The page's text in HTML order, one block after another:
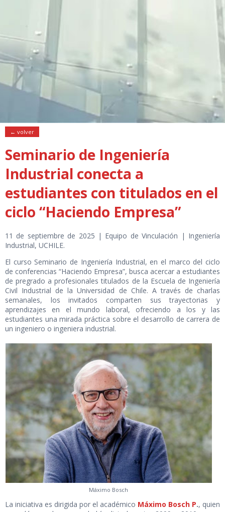
← volver
Seminario de Ingeniería
Industrial conecta a
estudiantes con titulados en el
ciclo “Haciendo Empresa”
11 de septiembre de 2025 | Equipo de Vinculación | Ingeniería
Industrial, UCHILE.
El curso Seminario de Ingeniería Industrial, en el marco del ciclo
de conferencias “Haciendo Empresa”, busca acercar a estudiantes
de pregrado a profesionales titulados de la Escuela de Ingeniería
Civil Industrial de la Universidad de Chile. A través de charlas
semanales, los invitados comparten sus trayectorias y
aprendizajes en el mundo laboral, ofreciendo a los y las
estudiantes una mirada práctica sobre el desarrollo de carrera de
un ingeniero o ingeniera industrial.
Máximo Bosch
La iniciativa es dirigida por el académico Máximo Bosch P., quien